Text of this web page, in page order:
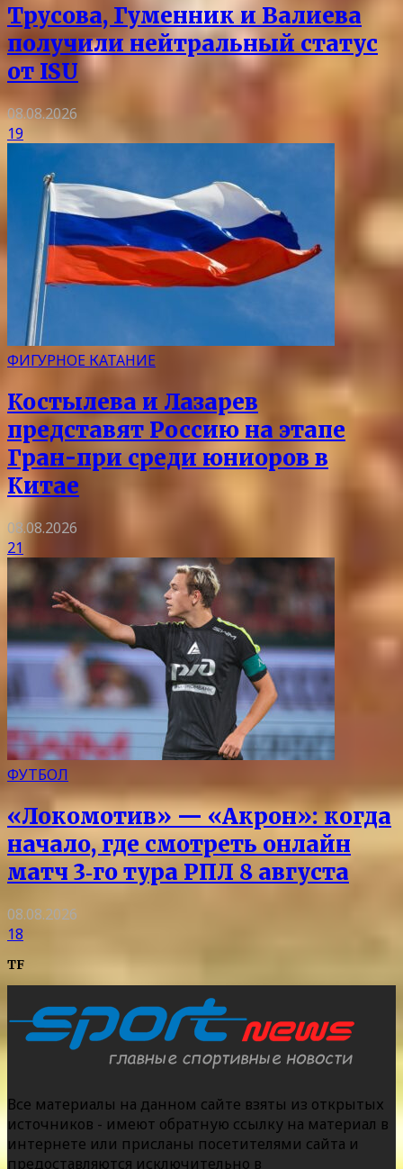
Трусова, Гуменник и Валиева
получили нейтральный статус
от ISU
08.08.2026
19
ФИГУРНОЕ КАТАНИЕ
Костылева и Лазарев
представят Россию на этапе
Гран-при среди юниоров в
Китае
08.08.2026
21
ФУТБОЛ
«Локомотив» — «Акрон»: когда
начало, где смотреть онлайн
матч 3‑го тура РПЛ 8 августа
08.08.2026
18
TF
Все материалы на данном сайте взяты из открытых
источников - имеют обратную ссылку на материал в
интернете или присланы посетителями сайта и
предоставляются исключительно в